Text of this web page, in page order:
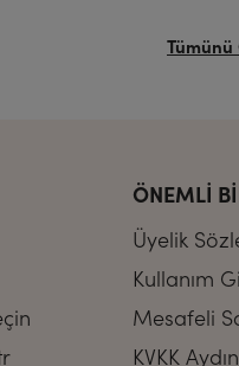
ÖNEMLI
Üyelik
Kullanım
Mesafeli
KVKK